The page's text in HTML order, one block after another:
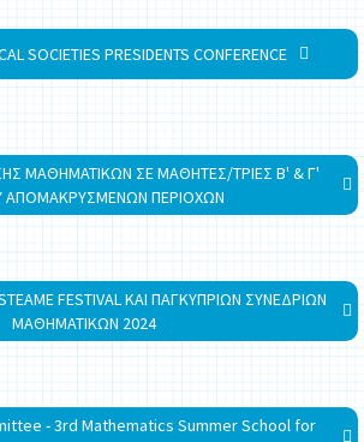
SOCIETIES PRESIDENTS CONFERENCE
ΜΑΘΗΜΑΤΙΚΩΝ ΣΕ ΜΑΘΗΤΕΣ/ΤΡΙΕΣ Β' & Γ'
ΑΠΟΜΑΚΡΥΣΜΕΝΩΝ ΠΕΡΙΟΧΩΝ
FESTIVAL ΚΑΙ ΠΑΓΚΥΠΡΙΩΝ ΣΥΝΕΔΡΙΩΝ
ΜΑΘΗΜΑΤΙΚΩΝ 2024
- 3rd Mathematics Summer School for